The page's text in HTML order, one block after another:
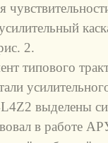
2.
типового
выделены
в работе